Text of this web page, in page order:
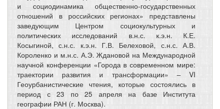
и социодинамика общественно-государственных
отношений в российских регионах» представлены
заведующим Центром социокультурных и
политических исследований в.н.с. к.э.н. К.Е.
Косыгиной, с.н.с. к.э.н. Г.В. Белеховой, с.н.с. А.В.
Короленко и м.н.с. А.Э. Ждановой на Международной
научной конференции «Города в современном мире:
траектории развития и трансформации» – VI
Геоурбанистические чтения, которые состоялись в
период с 23 по 25 апреля на базе Института
географии РАН (г. Москва).